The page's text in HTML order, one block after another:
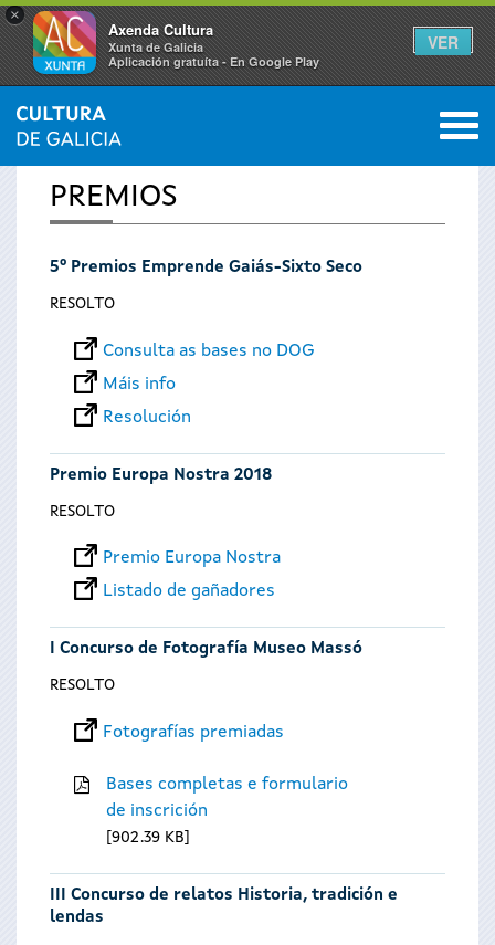
×
Axenda Cultura
Xunta de Galicia
Aplicación gratuíta - En Google Play
VER
Vostede
está
aquí
INICIO 0
PREMIOS
5º Premios Emprende Gaiás-Sixto Seco
RESOLTO
Consulta as bases no DOG
Máis info
Resolución
Premio Europa Nostra 2018
RESOLTO
Premio Europa Nostra
Listado de gañadores
I Concurso de Fotografía Museo Massó
RESOLTO
Fotografías premiadas
Bases completas e formulario
de inscrición
902.39 KB
III Concurso de relatos Historia, tradición e
lendas